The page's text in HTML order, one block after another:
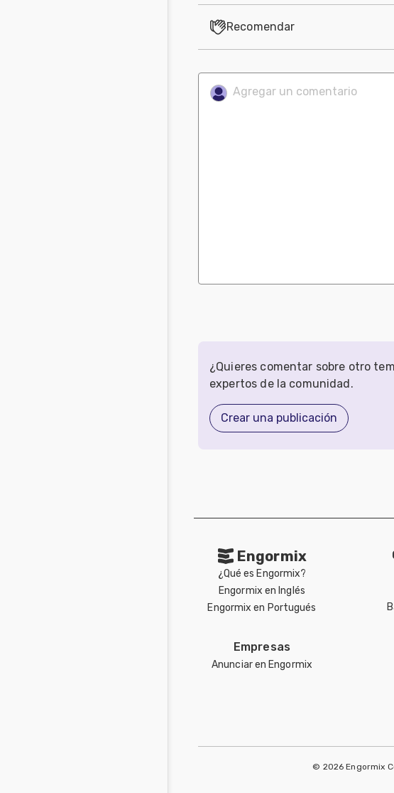
Recomendar
¿Quieres comentar sobre otro
expertos de la comunidad.
Crear una publicación
Engormix
¿Qué es Engormix?
Engormix en Inglés
Engormix en Portugués
Empresas
Anunciar en Engormix
© 2026 Engormix